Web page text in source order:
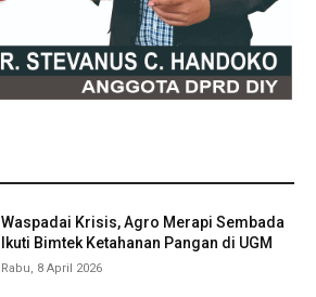
Waspadai Krisis, Agro Merapi Sembada
Ikuti Bimtek Ketahanan Pangan di UGM
Rabu, 8 April 2026